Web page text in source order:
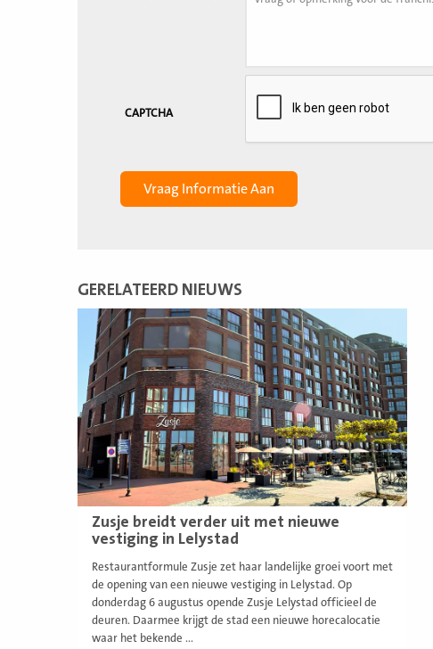
CAPTCHA
GERELATEERD NIEUWS
Zusje breidt verder uit met nieuwe
vestiging in Lelystad
Restaurantformule Zusje zet haar landelijke groei voort met
de opening van een nieuwe vestiging in Lelystad. Op
donderdag 6 augustus opende Zusje Lelystad officieel de
deuren. Daarmee krijgt de stad een nieuwe horecalocatie
waar het bekende ...
Lees
meer